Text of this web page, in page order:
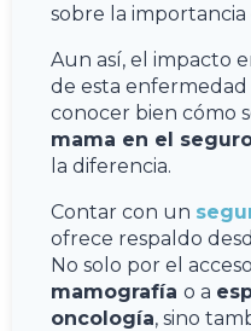
sobre la importancia
Aun así, el impacto
de esta
conocer bien cómo
mama en el
la diferencia.
Contar con un
ofrece respaldo
No solo por el
mamografía o a
oncología, sino